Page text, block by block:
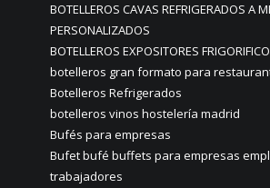
BOTELLEROS CAVAS REFRIGERADOS A
PERSONALIZADOS
BOTELLEROS EXPOSITORES
botelleros gran formato para
Botelleros Refrigerados
botelleros vinos hostelería madrid
Bufés para empresas
Bufet bufé buffets para empresas
trabajadores